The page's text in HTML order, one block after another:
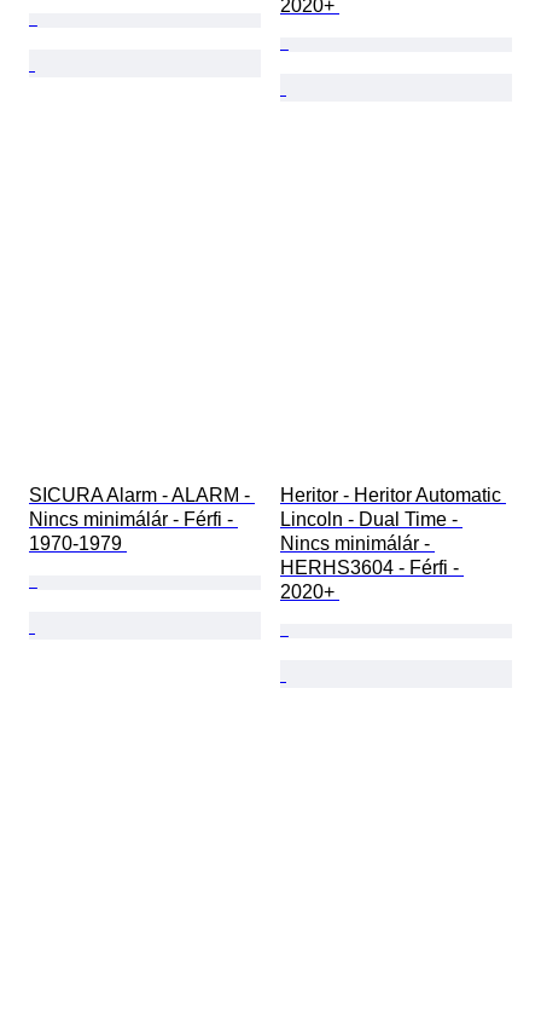
2020+
SICURA Alarm - ALARM -
Nincs minimálár - Férfi -
1970-1979
Heritor - Heritor Automatic
Lincoln - Dual Time -
Nincs minimálár -
HERHS3604 - Férfi -
2020+